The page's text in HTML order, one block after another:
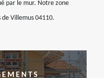
par le mur. Notre zone
Villemus 04110.